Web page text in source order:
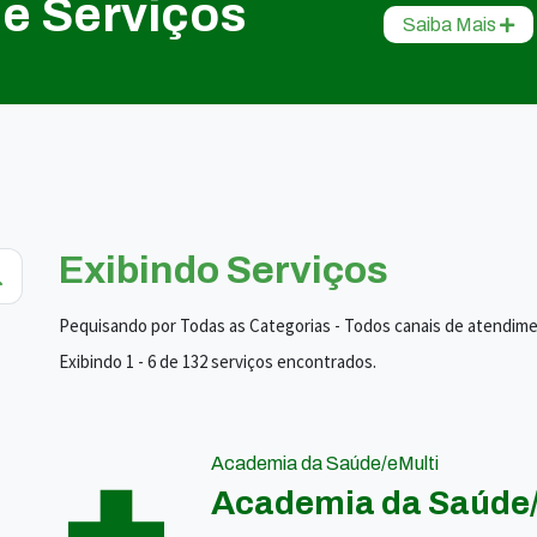
Serviços Saiba Mais
Exibindo Serviços
Pequisando por Todas as Categorias - Todos canais de
Exibindo 1 - 6 de 132 serviços encontrados.
Academia da Saúde/eMulti
Academia da